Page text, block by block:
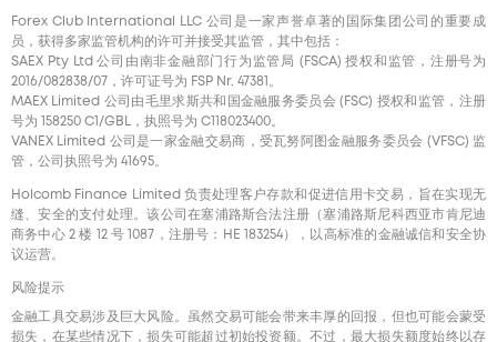
Forex Club International LLC 公司是一家声誉卓著的国际集团公司的重要成
员，获得多家监管机构的许可并接受其监管，其中包括：
SAEX Pty Ltd 公司由南非金融部门行为监管局 (FSCA) 授权和监管，注册号为
2016/082838/07，许可证号为 FSP Nr. 47381。
MAEX Limited 公司由毛里求斯共和国金融服务委员会 (FSC) 授权和监管，注册
号为 158250 C1/GBL，执照号为 С118023400。
VANEX Limited 公司是一家金融交易商，受瓦努阿图金融服务委员会 (VFSC) 监
管，公司执照号为 41695。
Holcomb Finance Limited 负责处理客户存款和促进信用卡交易，旨在实现无
缝、安全的支付处理。该公司在塞浦路斯合法注册（塞浦路斯尼科西亚市肯尼迪
商务中心 2 楼 12 号 1087，注册号：HE 183254），以高标准的金融诚信和安全协
议运营。
风险提示
金融工具交易涉及巨大风险。虽然交易可能会带来丰厚的回报，但也可能会蒙受
损失，在某些情况下，损失可能超过初始投资额。不过，最大损失额度始终以存